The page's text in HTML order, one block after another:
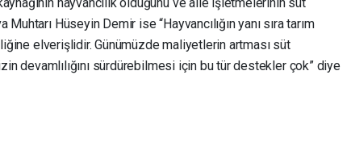
Hüseyin Demir ise “Hayvancılığın yanı sıra tarım
elverişlidir. Günümüzde maliyetlerin artması süt
devamlılığını sürdürebilmesi için bu tür destekler çok” diye